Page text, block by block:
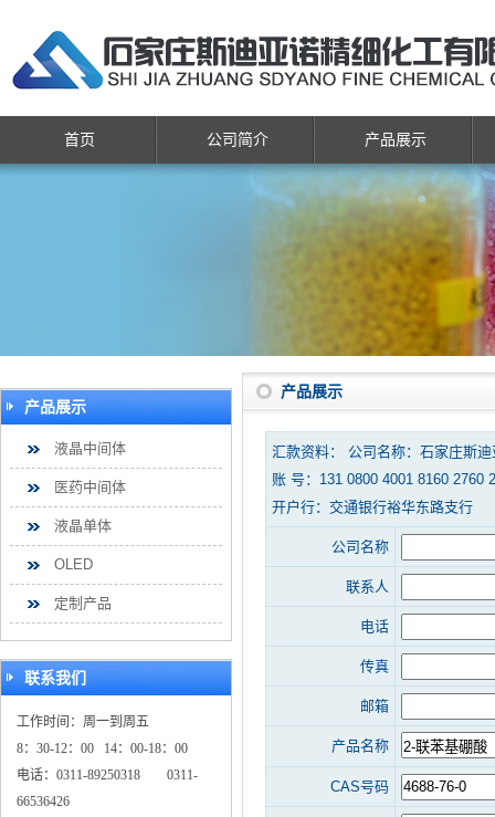
首页 公司简介 产品展示
产品展示
液晶中间体
医药中间体
液晶单体
OLED
定制产品
联系我们
工作时间：周一到周五
8：30-12：00 14：00-18：00
电话：0311-89250318 0311-
66536426
产品展示
汇款资料： 公司名称：石家庄斯
账 号：131 0800 4001 8160 2760
开户行：交通银行裕华东路支行
公司名称
联系人
电话
传真
邮箱
产品名称
CAS号码